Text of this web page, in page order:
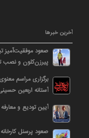
آخرین خبرها
صعود موفقیت‌آمیز
پیرزن‌کلون و نصب
برگزاری مراسم
آستانه اربعین
آیین تودیع و
صعود پرسنل